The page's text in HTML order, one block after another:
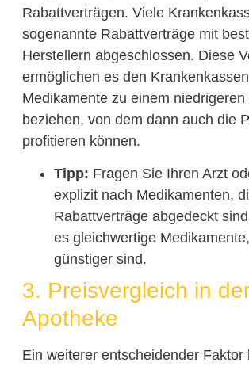
Rabattverträgen. Viele
sogenannte Rabattverträge mit
Herstellern abgeschlossen. Diese
ermöglichen es den
Medikamente zu einem niedrigeren
beziehen, von dem dann auch die
profitieren können.
Tipp: Fragen Sie Ihren Arzt
explizit nach Medikamenten,
Rabattverträge abgedeckt
es gleichwertige
günstiger sind.
3. Preisvergleich in
Apotheke
Ein weiterer entscheidender Faktor